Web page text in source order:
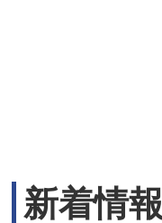
新着情報